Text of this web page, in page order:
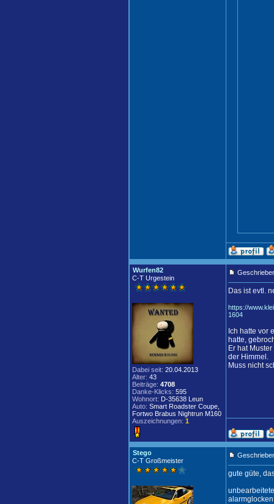
Wurfen82
C-T Urgestein
Dabei seit: 20.04.2013
Alter: 43
Beiträge: 4708
Danke-Klicks: 595
Wohnort: D-35638 Leun
Auto: Smart Roadster Coupe,
Fortwo Brabus Nightrun M160
Auszeichnungen: 1
Das ist evtl.
https://
1604
Ich hatte vor
hatte,
Er hat
der Himmel.
Muss nicht
Stego
C-T Großmeister
gute güte,